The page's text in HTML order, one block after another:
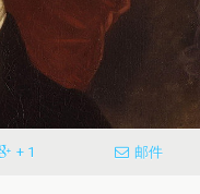
+ 1 邮件